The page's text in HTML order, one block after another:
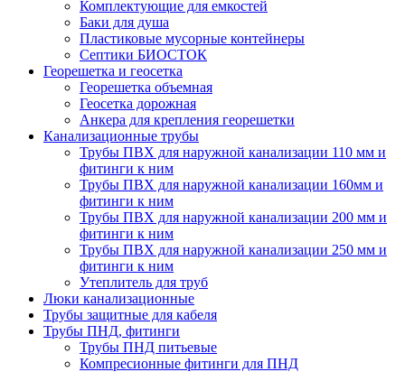
Комплектующие для емкостей
Баки для душа
Пластиковые мусорные контейнеры
Септики БИОСТОК
Георешетка и геосетка
Георешетка объемная
Геосетка дорожная
Анкера для крепления георешетки
Канализационные трубы
Трубы ПВХ для наружной канализации 110 мм и
фитинги к ним
Трубы ПВХ для наружной канализации 160мм и
фитинги к ним
Трубы ПВХ для наружной канализации 200 мм и
фитинги к ним
Трубы ПВХ для наружной канализации 250 мм и
фитинги к ним
Утеплитель для труб
Люки канализационные
Трубы защитные для кабеля
Трубы ПНД, фитинги
Трубы ПНД питьевые
Компресионные фитинги для ПНД